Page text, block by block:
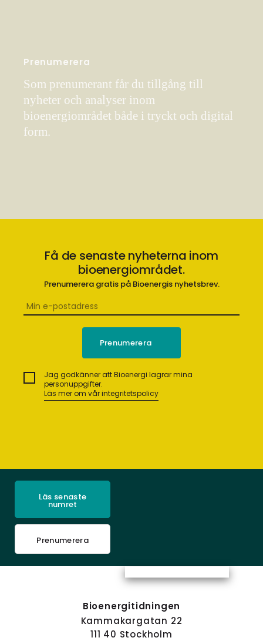
Prenumerera
Som prenumerant får du tillgång till
nyheter och analyser inom
bioenergiområdet både i tryckt och digital
form.
Få de senaste nyheterna inom
bioenergiområdet.
Prenumerera gratis på Bioenergis nyhetsbrev.
Jag godkänner att Bioenergi lagrar mina
personuppgifter.
Läs mer om vår integritetspolicy
Läs senaste
numret
Prenumerera
Bioenergitidningen
Kammakargatan 22
111 40 Stockholm